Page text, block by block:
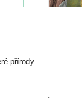
přírody.